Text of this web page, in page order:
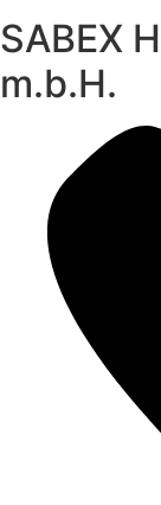
SABEX
m.b.H.